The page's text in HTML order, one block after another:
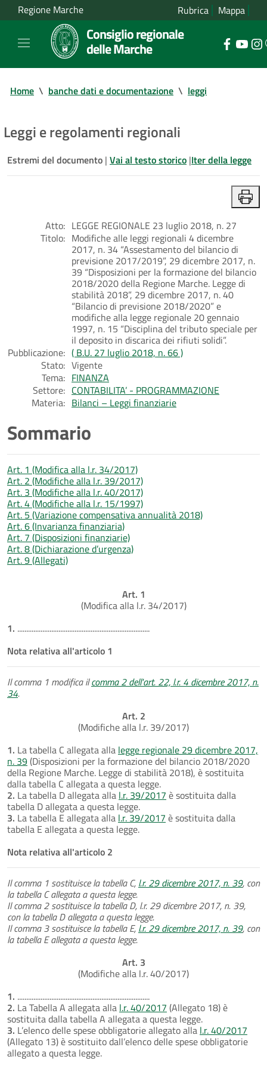
Regione Marche Rubrica Mappa
Consiglio regionale
delle Marche
Home \ banche dati e documentazione \ leggi
Leggi e regolamenti regionali
Estremi del documento | Vai al testo storico |Iter della legge
Atto: LEGGE REGIONALE 23 luglio 2018, n. 27
Titolo: Modifiche alle leggi regionali 4 dicembre
2017, n. 34 “Assestamento del bilancio di
previsione 2017/2019”, 29 dicembre 2017, n.
39 “Disposizioni per la formazione del bilancio
2018/2020 della Regione Marche. Legge di
stabilità 2018”, 29 dicembre 2017, n. 40
“Bilancio di previsione 2018/2020” e
modifiche alla legge regionale 20 gennaio
1997, n. 15 “Disciplina del tributo speciale per
il deposito in discarica dei rifiuti solidi”.
Pubblicazione: ( B.U. 27 luglio 2018, n. 66 )
Stato: Vigente
Tema: FINANZA
Settore: CONTABILITA’ - PROGRAMMAZIONE
Materia: Bilanci – Leggi finanziarie
Sommario
Art. 1 (Modifica alla l.r. 34/2017)
Art. 2 (Modifiche alla l.r. 39/2017)
Art. 3 (Modifiche alla l.r. 40/2017)
Art. 4 (Modifiche alla l.r. 15/1997)
Art. 5 (Variazione compensativa annualità 2018)
Art. 6 (Invarianza finanziaria)
Art. 7 (Disposizioni finanziarie)
Art. 8 (Dichiarazione d’urgenza)
Art. 9 (Allegati)
Art. 1
(Modifica alla l.r. 34/2017)
1. ..........................................................................
Nota relativa all'articolo 1
Il comma 1 modifica ilcomma 2 dell'art. 22, l.r. 4 dicembre 2017, n.
34.
Art. 2
(Modifiche alla l.r. 39/2017)
1. La tabella C allegata alla legge regionale 29 dicembre 2017,
n. 39(Disposizioni per la formazione del bilancio 2018/2020
della Regione Marche. Legge di stabilità 2018), è sostituita
dalla tabella C allegata a questa legge.
2. La tabella D allegata alla l.r. 39/2017 è sostituita dalla
tabella D allegata a questa legge.
3. La tabella E allegata alla l.r. 39/2017 è sostituita dalla
tabella E allegata a questa legge.
Nota relativa all'articolo 2
Il comma 1 sostituisce la tabella C, l.r. 29 dicembre 2017, n. 39, con
la tabella C allegata a questa legge.
Il comma 2 sostituisce la tabella D, l.r. 29 dicembre 2017, n. 39,
con la tabella D allegata a questa legge.
Il comma 3 sostituisce la tabella E, l.r. 29 dicembre 2017, n. 39, con
la tabella E allegata a questa legge.
Art. 3
(Modifiche alla l.r. 40/2017)
1. ..........................................................................
2. La Tabella A allegata alla l.r. 40/2017 (Allegato 18) è
sostituita dalla tabella A allegata a questa legge.
3. L’elenco delle spese obbligatorie allegato alla l.r. 40/2017
(Allegato 13) è sostituito dall’elenco delle spese obbligatorie
allegato a questa legge.